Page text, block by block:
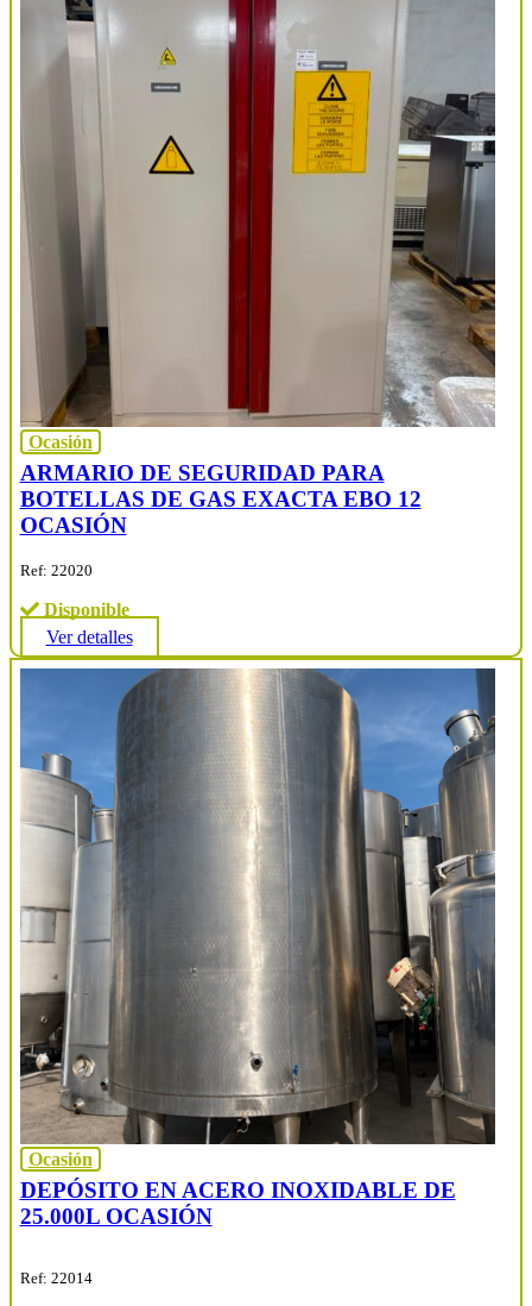
Ocasión
ARMARIO DE SEGURIDAD PARA
BOTELLAS DE GAS EXACTA EBO 12
OCASIÓN
Ref: 22020
Disponible
Ver detalles
Ocasión
DEPÓSITO EN ACERO INOXIDABLE DE
25.000L OCASIÓN
Ref: 22014